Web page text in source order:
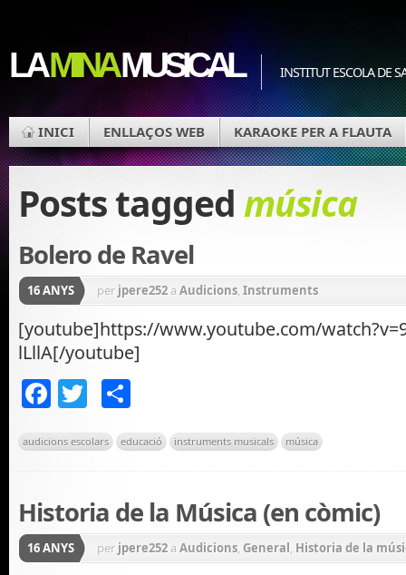
LAMINAMUSICAL INSTITUT ESCOLA DE
INICI ENLLAÇOS WEB KARAOKE PER A FLAUTA
Posts tagged música
Bolero de Ravel
16 ANYS per jpere252 a Audicions, Instruments
[youtube]https://www.youtube.com/
lLllA[/youtube]
Facebook
Twitter
audicions escolars educació instruments musicals música
Historia de la Música (en còmic)
16 ANYS per jpere252 a Audicions General Historia de la